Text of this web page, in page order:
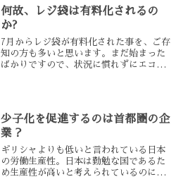
う必要があるの...
何故、レジ袋は有料化されるの
か?
7月からレジ袋が有料化された事を、ご存
知の方も多いと思います。まだ始まった
ばかりですので、状況に慣れずにエコバ
少子化を促進するのは首都圏の企
業？
ギリシャよりも低いと言われている日本
の労働生産性。日本は勤勉な国であるた
め生産性が高いと考えられているのに先